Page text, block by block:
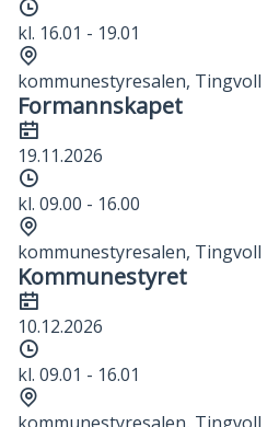
kl. 16.01 - 19.01
kommunestyresalen, Tingvoll
Formannskapet
19.11.2026
kl. 09.00 - 16.00
kommunestyresalen, Tingvoll
Kommunestyret
10.12.2026
kl. 09.01 - 16.01